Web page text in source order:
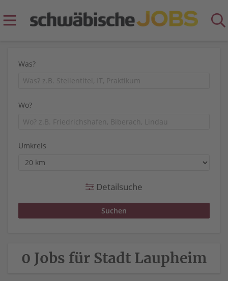
Was?
Wo?
Umkreis
Detailsuche
0 Jobs für Stadt Laupheim